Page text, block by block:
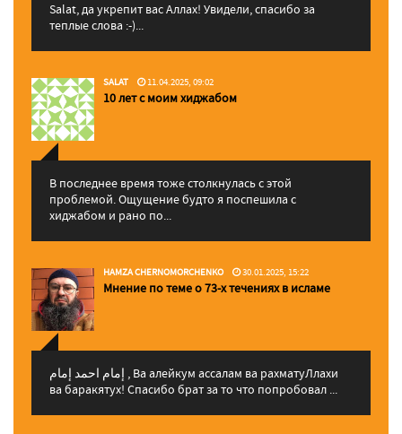
Salat, да укрепит вас Аллаx! Увидели, спасибо за
теплые слова :-)...
SALAT 11.04.2025, 09:02
10 лет с моим хиджабом
В последнее время тоже столкнулась с этой
проблемой. Ощущение будто я поспешила с
хиджабом и рано по...
HAMZA CHERNOMORCHENKO 30.01.2025, 15:22
Мнение по теме о 73-х течениях в исламе
إمام احمد إمام , Ва алейкум ассалам ва рахматуЛлахи
ва баракятух! Спасибо брат за то что попробовал ...